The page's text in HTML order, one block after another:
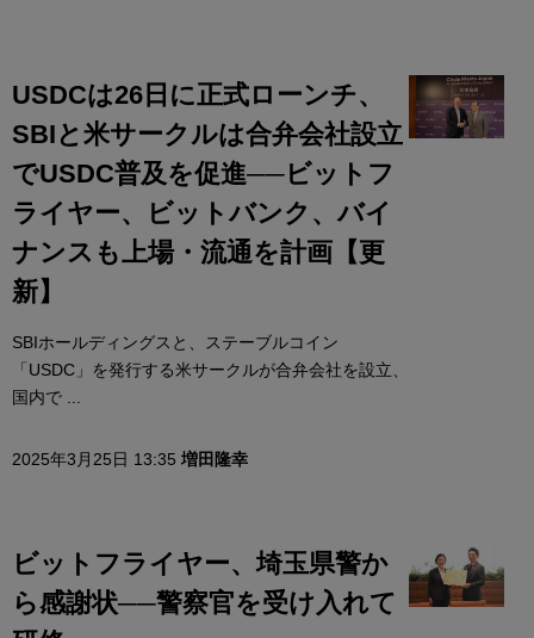
USDCは26日に正式ローンチ、
SBIと米サークルは合弁会社設立
でUSDC普及を促進──ビットフ
ライヤー、ビットバンク、バイ
ナンスも上場・流通を計画【更
新】
SBIホールディングスと、ステーブルコイン
「USDC」を発行する米サークルが合弁会社を設立、
国内で ...
2025年3月25日 13:35 増田隆幸
ビットフライヤー、埼玉県警か
ら感謝状──警察官を受け入れて